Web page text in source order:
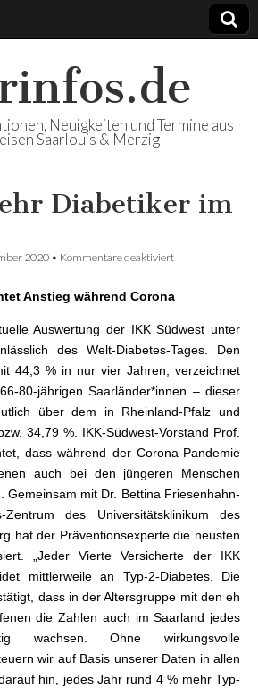
Neuigkeiten und Termine aus
Saarlouis & Merzig
Diabetiker im
2020 • Kommentare deaktiviert
Anstieg während Corona
Auswertung der IKK Südwest unter
des Welt-Diabetes-Tages. Den
44,3 % in nur vier Jahren, verzeichnet
80-jährigen Saarländer*innen – dieser
über dem in Rheinland-Pfalz und
34,79 %. IKK-Südwest-Vorstand Prof.
dass während der Corona-Pandemie
auch bei den jüngeren Menschen
Gemeinsam mit Dr. Bettina Friesenhahn-
des Universitätsklinikum des
hat der Präventionsexperte die neusten
„Jeder Vierte Versicherte der IKK
mittlerweile an Typ-2-Diabetes. Die
dass in der Altersgruppe mit den eh
die Zahlen auch im Saarland jedes
wachsen. Ohne wirkungsvolle
wir auf Basis unserer Daten in allen
hin, jedes Jahr rund 4 % mehr Typ-